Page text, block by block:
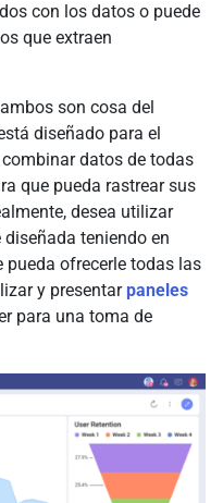
con los datos o puede
que extraen
son cosa del
diseñado para el
datos de todas
que pueda rastrear sus
desea utilizar
teniendo en
pueda ofrecerle todas las
y presentarpaneles
para una toma de